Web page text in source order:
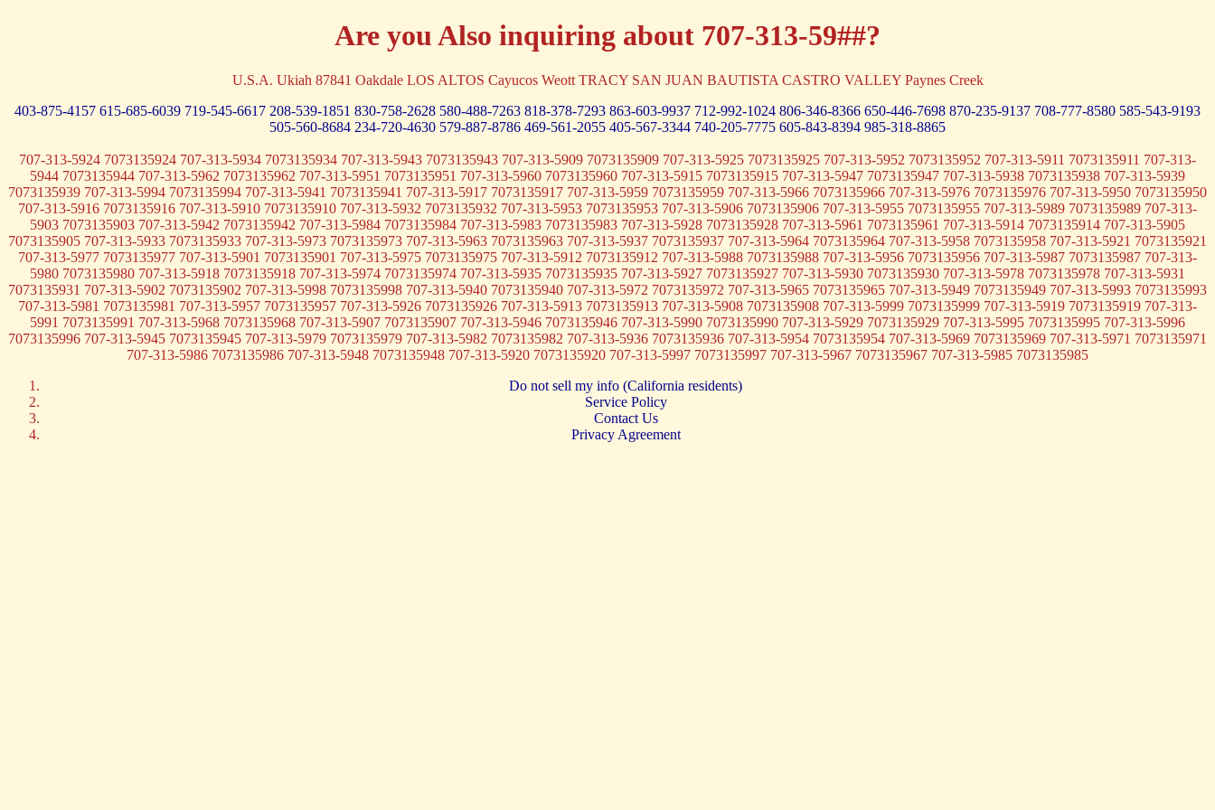
Are you Also inquiring about 707-313-59##?
U.S.A. Ukiah 87841 Oakdale LOS ALTOS Cayucos Weott TRACY SAN JUAN BAUTISTA CASTRO VALLEY Paynes Creek
403-875-4157 615-685-6039 719-545-6617 208-539-1851 830-758-2628 580-488-7263 818-378-7293 863-603-9937 712-992-1024 806-346-8366 650-446-7698 870-235-9137 708-777-8580 585-543-9193
505-560-8684 234-720-4630 579-887-8786 469-561-2055 405-567-3344 740-205-7775 605-843-8394 985-318-8865
707-313-5924 7073135924 707-313-5934 7073135934 707-313-5943 7073135943 707-313-5909 7073135909 707-313-5925 7073135925 707-313-5952 7073135952 707-313-5911 7073135911 707-313-
5944 7073135944 707-313-5962 7073135962 707-313-5951 7073135951 707-313-5960 7073135960 707-313-5915 7073135915 707-313-5947 7073135947 707-313-5938 7073135938 707-313-5939
7073135939 707-313-5994 7073135994 707-313-5941 7073135941 707-313-5917 7073135917 707-313-5959 7073135959 707-313-5966 7073135966 707-313-5976 7073135976 707-313-5950 7073135950
707-313-5916 7073135916 707-313-5910 7073135910 707-313-5932 7073135932 707-313-5953 7073135953 707-313-5906 7073135906 707-313-5955 7073135955 707-313-5989 7073135989 707-313-
5903 7073135903 707-313-5942 7073135942 707-313-5984 7073135984 707-313-5983 7073135983 707-313-5928 7073135928 707-313-5961 7073135961 707-313-5914 7073135914 707-313-5905
7073135905 707-313-5933 7073135933 707-313-5973 7073135973 707-313-5963 7073135963 707-313-5937 7073135937 707-313-5964 7073135964 707-313-5958 7073135958 707-313-5921 7073135921
707-313-5977 7073135977 707-313-5901 7073135901 707-313-5975 7073135975 707-313-5912 7073135912 707-313-5988 7073135988 707-313-5956 7073135956 707-313-5987 7073135987 707-313-
5980 7073135980 707-313-5918 7073135918 707-313-5974 7073135974 707-313-5935 7073135935 707-313-5927 7073135927 707-313-5930 7073135930 707-313-5978 7073135978 707-313-5931
7073135931 707-313-5902 7073135902 707-313-5998 7073135998 707-313-5940 7073135940 707-313-5972 7073135972 707-313-5965 7073135965 707-313-5949 7073135949 707-313-5993 7073135993
707-313-5981 7073135981 707-313-5957 7073135957 707-313-5926 7073135926 707-313-5913 7073135913 707-313-5908 7073135908 707-313-5999 7073135999 707-313-5919 7073135919 707-313-
5991 7073135991 707-313-5968 7073135968 707-313-5907 7073135907 707-313-5946 7073135946 707-313-5990 7073135990 707-313-5929 7073135929 707-313-5995 7073135995 707-313-5996
7073135996 707-313-5945 7073135945 707-313-5979 7073135979 707-313-5982 7073135982 707-313-5936 7073135936 707-313-5954 7073135954 707-313-5969 7073135969 707-313-5971 7073135971
707-313-5986 7073135986 707-313-5948 7073135948 707-313-5920 7073135920 707-313-5997 7073135997 707-313-5967 7073135967 707-313-5985 7073135985
Do not sell my info (California residents)
Service Policy
Contact Us
Privacy Agreement